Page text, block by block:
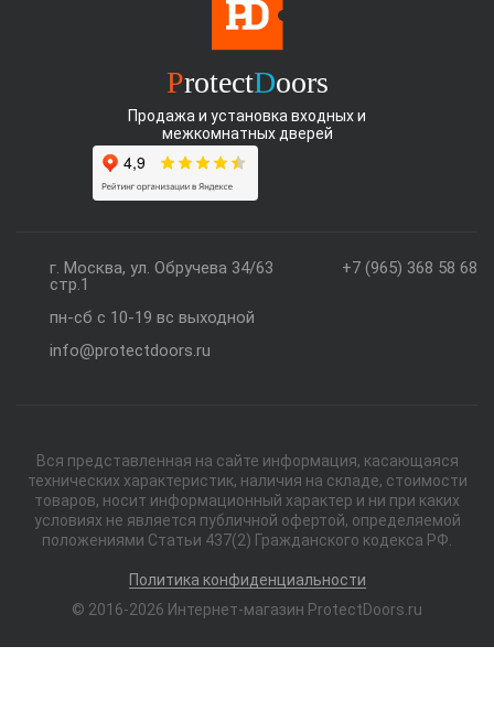
ProtectDoors
Продажа и установка входных и
межкомнатных дверей
+7 (965) 368 58 68
г. Москва, ул. Обручева 34/63
стр.1
пн-сб с 10-19 вс выходной
info@protectdoors.ru
Вся представленная на сайте информация, касающаяся
технических характеристик, наличия на складе, стоимости
товаров, носит информационный характер и ни при каких
условиях не является публичной офертой, определяемой
положениями Статьи 437(2) Гражданского кодекса РФ.
Политика конфиденциальности
© 2016-2026 Интернет-магазин ProtectDoors.ru